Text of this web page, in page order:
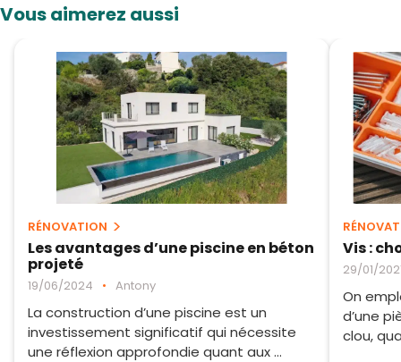
Vous aimerez aussi
RÉNOVATION
Les avantages d’une piscine en béton
projeté
19/06/2024 • Antony
La construction d’une piscine est un
investissement significatif qui nécessite
une réflexion approfondie quant aux ...
Vis :
29/01/
On
d’une
clou,